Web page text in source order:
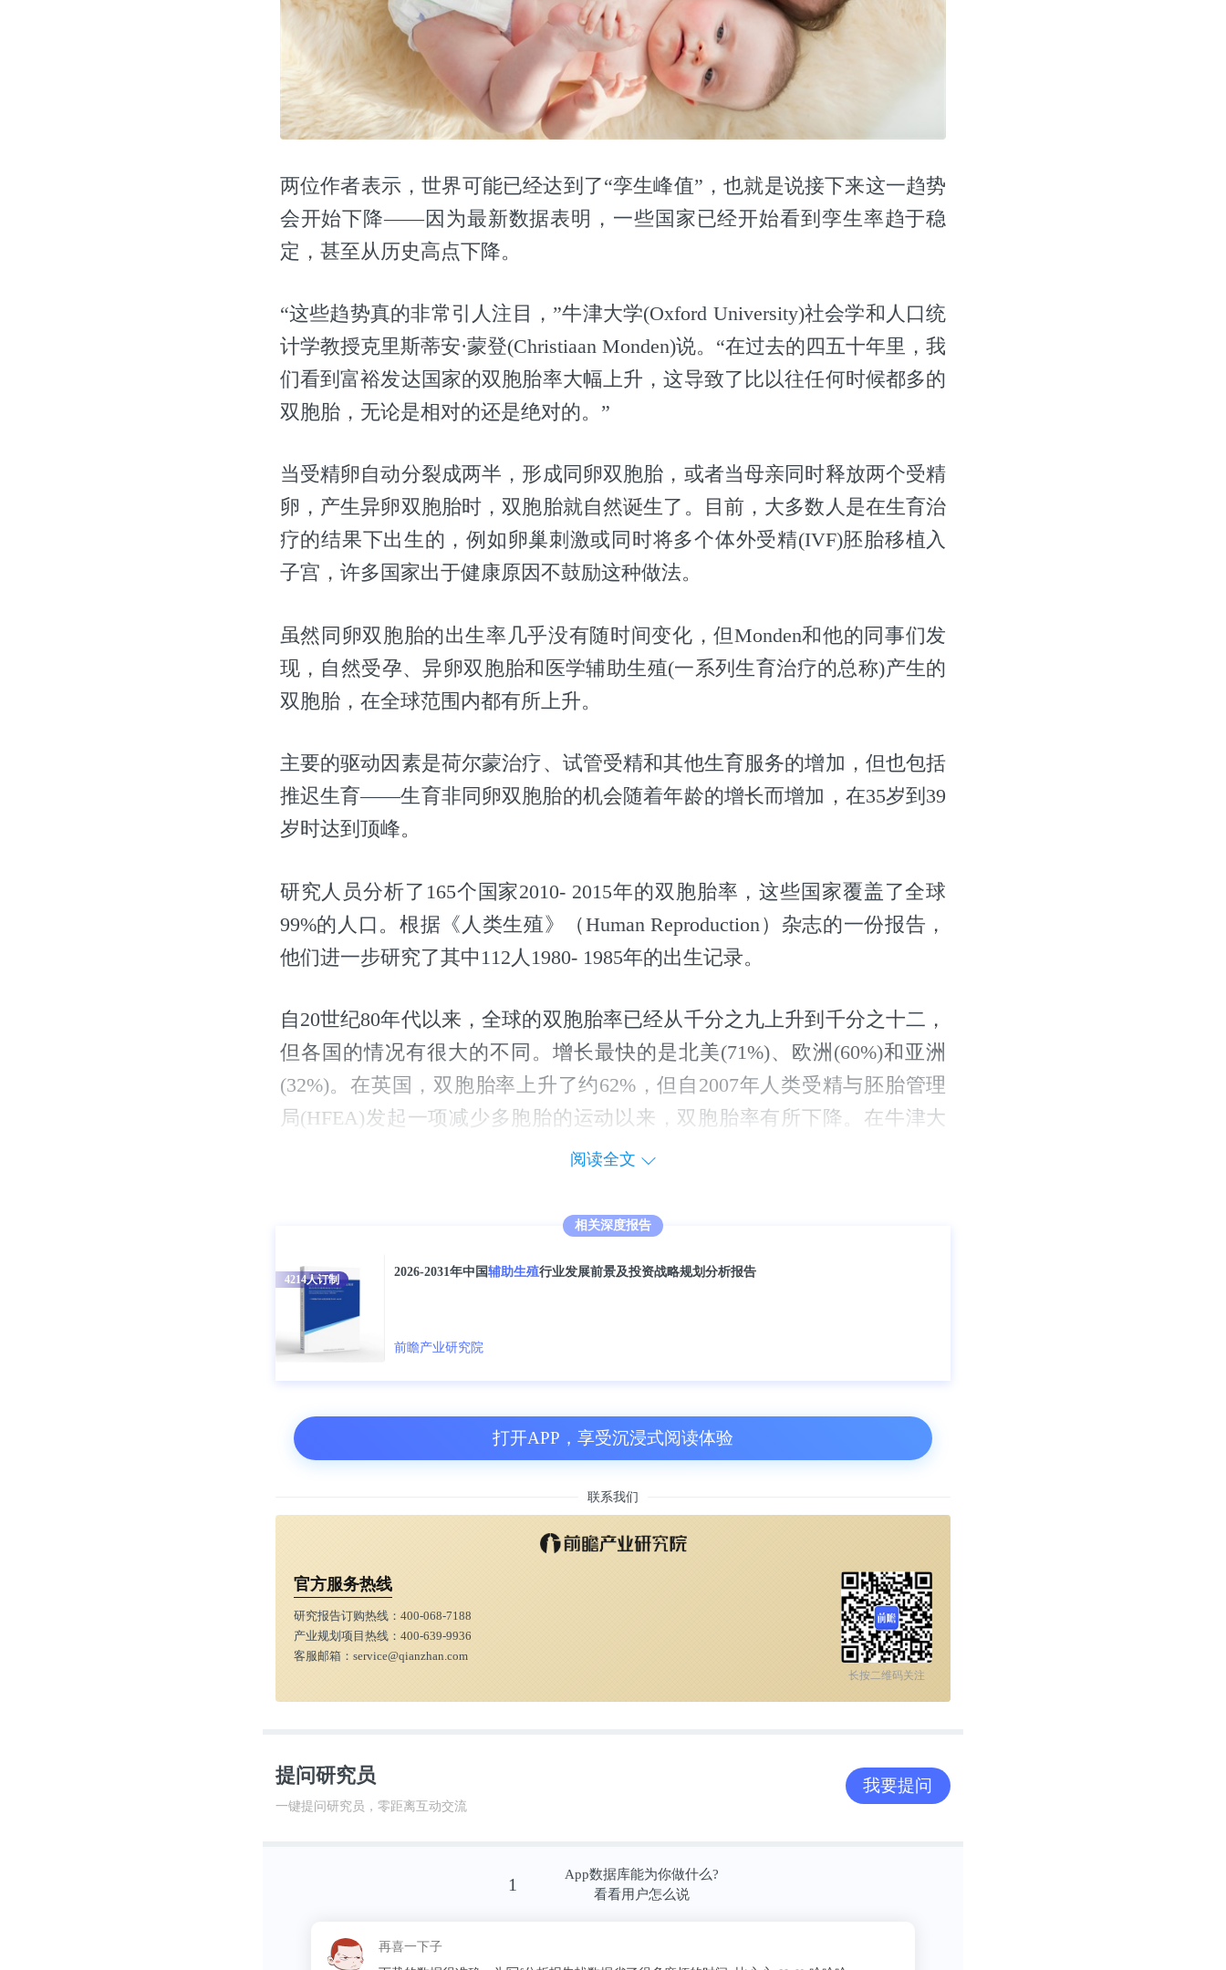
两位作者表示，世界可能已经达到了“孪生峰值”，也就是说接下来这一趋势
会开始下降——因为最新数据表明，一些国家已经开始看到孪生率趋于稳
定，甚至从历史高点下降。
“这些趋势真的非常引人注目，”牛津大学(Oxford University)社会学和人口统
计学教授克里斯蒂安·蒙登(Christiaan Monden)说。“在过去的四五十年里，我
们看到富裕发达国家的双胞胎率大幅上升，这导致了比以往任何时候都多的
双胞胎，无论是相对的还是绝对的。”
当受精卵自动分裂成两半，形成同卵双胞胎，或者当母亲同时释放两个受精
卵，产生异卵双胞胎时，双胞胎就自然诞生了。目前，大多数人是在生育治
疗的结果下出生的，例如卵巢刺激或同时将多个体外受精(IVF)胚胎移植入
子宫，许多国家出于健康原因不鼓励这种做法。
虽然同卵双胞胎的出生率几乎没有随时间变化，但Monden和他的同事们发
现，自然受孕、异卵双胞胎和医学辅助生殖(一系列生育治疗的总称)产生的
双胞胎，在全球范围内都有所上升。
主要的驱动因素是荷尔蒙治疗、试管受精和其他生育服务的增加，但也包括
推迟生育——生育非同卵双胞胎的机会随着年龄的增长而增加，在35岁到39
岁时达到顶峰。
研究人员分析了165个国家2010- 2015年的双胞胎率，这些国家覆盖了全球
99%的人口。根据《人类生殖》（Human Reproduction）杂志的一份报告，
他们进一步研究了其中112人1980- 1985年的出生记录。
自20世纪80年代以来，全球的双胞胎率已经从千分之九上升到千分之十二，
但各国的情况有很大的不同。增长最快的是北美(71%)、欧洲(60%)和亚洲
(32%)。在英国，双胞胎率上升了约62%，但自2007年人类受精与胚胎管理
局(HFEA)发起一项减少多胞胎的运动以来，双胞胎率有所下降。在牛津大
学的研究中，在调查的日期中，只有7个国家发现了超过10%的下降。
非洲自然出生的双胞胎比例很高，根据这项研究，80%的双胞胎要么出生在
“除南美外，世界各地双胞胎分娩的绝对数量都在增加。”Christiaan Monden
表示：“在北美和非洲，这一数字增长了80%以上，而在非洲，这一增长几
英国生育协会主席Raj Mathur则指出，孪生率增加并不让人惊讶，“但与此同
时，如果你看看西欧，尤其是英国和斯堪的纳维亚国家，你很可能会发现这
一比率低于2010年和2015年。”“大多数双胞胎婴儿都没问题，但毫无疑问，
双胞胎怀孕对母亲和婴儿都有更大的风险，所以我们可以避免的时候就应该
编译/前瞻经济学人APP资讯组
更多相关数据请参考前瞻产业研究院《2021-2026年 中国辅助生殖行业市场
阅读全文
相关深度报告
2026-2031年中国辅助生殖行业发展前景及投资战略规划分析报告
前瞻产业研究院
4214人订制
打开APP，享受沉浸式阅读体验
联系我们
官方服务热线
研究报告订购热线：400-068-7188
产业规划项目热线：400-639-9936
客服邮箱：service@qianzhan.com
长按二维码关注
提问研究员
一键提问研究员，零距离互动交流
我要提问
1
App数据库能为你做什么?
看看用户怎么说
这昵称我pick了